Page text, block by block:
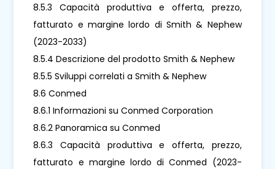
8.5.3 Capacità produttiva e offerta, prezzo,
fatturato e margine lordo di Smith & Nephew
(2023-2033)
8.5.4 Descrizione del prodotto Smith & Nephew
8.5.5 Sviluppi correlati a Smith & Nephew
8.6 Conmed
8.6.1 Informazioni su Conmed Corporation
8.6.2 Panoramica su Conmed
8.6.3 Capacità produttiva e offerta, prezzo,
fatturato e margine lordo di Conmed (2023-